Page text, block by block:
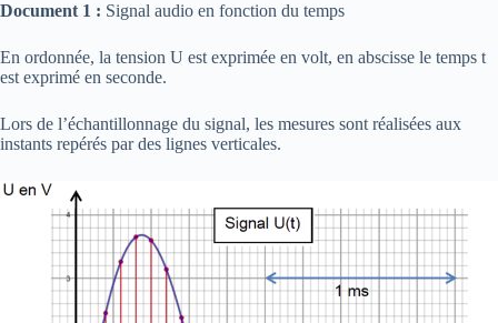
Document 1 : Signal audio en fonction du temps
En ordonnée, la tension U est exprimée en volt, en abscisse le temps t
est exprimé en seconde.
Lors de l’échantillonnage du signal, les mesures sont réalisées aux
instants repérés par des lignes verticales.